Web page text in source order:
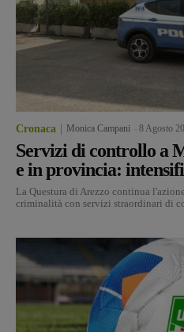
Cronaca Monica Campani 8 Agosto
Servizi di controllo a
e in provincia:
La Questura di Arezzo continua
criminalità con servizi straordinari di